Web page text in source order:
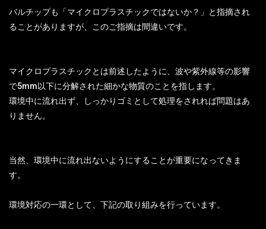
バルチップも「マイクロプラスチックではないか？」と指摘され
ることがありますが、このご指摘は間違いです。
マイクロプラスチックとは前述したように、波や紫外線等の影響
で5mm以下に分解された細かな物質のことを指します。
環境中に流れ出ず、しっかりゴミとして処理をされれば問題はあ
りません。
当然、環境中に流れ出ないようにすることが重要になってきま
す。
環境対応の一環として、下記の取り組みを行っています。